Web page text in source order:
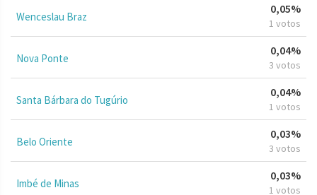
Wenceslau Braz
0,05%
1 votos
Nova Ponte
0,04%
3 votos
Santa Bárbara do Tugúrio
0,04%
1 votos
Belo Oriente
0,03%
3 votos
Imbé de Minas
0,03%
1 votos